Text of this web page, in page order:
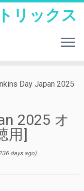
リックス
Day Japan 2025
2025 オ
用]
days ago)